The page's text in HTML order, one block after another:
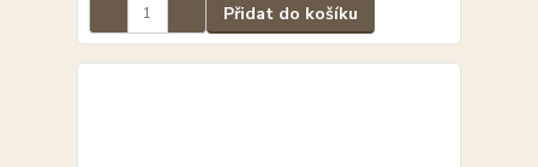
Přidat do košíku